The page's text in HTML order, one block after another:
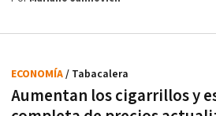
Aumentan los cigarrillos y
ECONOMÍA/ Tabacalera